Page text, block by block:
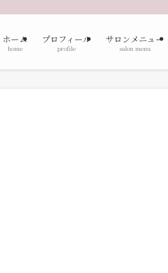
ホーム
home
プロフィール
profile
サロンメニュー
salon menu